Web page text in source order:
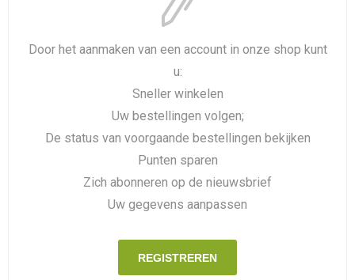
Door het aanmaken van een account in onze shop kunt
u:
Sneller winkelen
Uw bestellingen volgen;
De status van voorgaande bestellingen bekijken
Punten sparen
Zich abonneren op de nieuwsbrief
Uw gegevens aanpassen
REGISTREREN